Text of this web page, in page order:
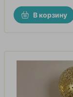
В корзину